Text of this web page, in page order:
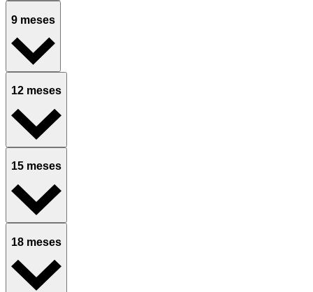
9 meses
12 meses
15 meses
18 meses